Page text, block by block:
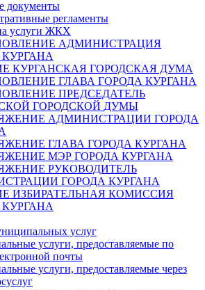
документы
регламенты
услуги ЖКХ
АДМИНИСТРАЦИЯ
КУРГАНСКАЯ ГОРОДСКАЯ ДУМА
ГЛАВА ГОРОДА КУРГАНА
ПРЕДСЕДАТЕЛЬ
ГОРОДСКОЙ ДУМЫ
АДМИНИСТРАЦИИ ГОРОДА
ГЛАВА ГОРОДА КУРГАНА
МЭР ГОРОДА КУРГАНА
РУКОВОДИТЕЛЬ
ГОРОДА КУРГАНА
ИЗБИРАТЕЛЬНАЯ КОМИССИЯ
услуг
услуги, предоставляемые по
почты
услуги, предоставляемые через